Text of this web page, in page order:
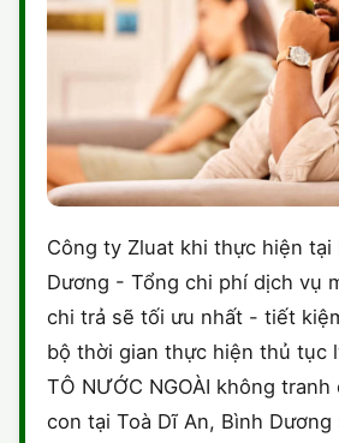
Công ty Zluat khi thực hiện tại
Dương - Tổng chi phí dịch vụ
chi trả sẽ tối ưu nhất - tiết
bộ thời gian thực hiện thủ tục
TÔ NƯỚC NGOÀI không
con tại Toà Dĩ An, Bình Dương